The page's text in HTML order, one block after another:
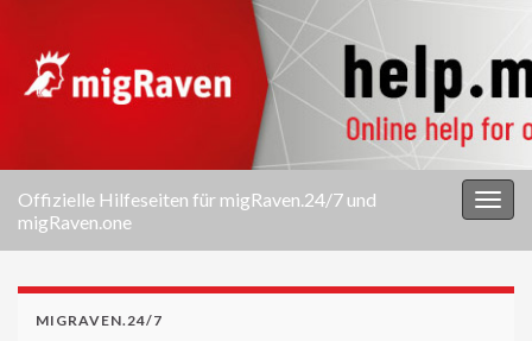
Offizielle Hilfeseiten für migRaven.24/7 und
migRaven.one
MIGRAVEN.24/7